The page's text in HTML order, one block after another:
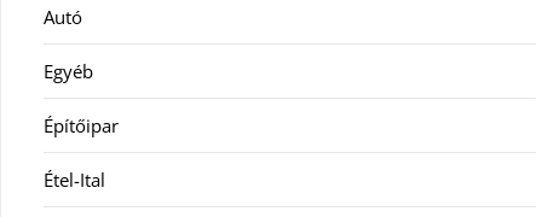
Autó
Egyéb
Építőipar
Étel-Ital